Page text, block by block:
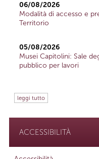
06/08/2026
Modalità di accesso e
Territorio
05/08/2026
Musei Capitolini: Sale
pubblico per lavori
leggi tutto
ACCESSIBILITÀ